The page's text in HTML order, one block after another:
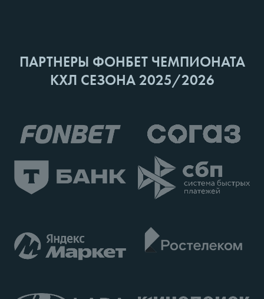
ПАРТНЕРЫ ФОНБЕТ ЧЕМПИОНАТА
КХЛ СЕЗОНА 2025/2026